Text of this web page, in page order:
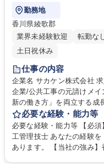
勤務地
香川県綾歌郡
業界未経験歓迎
転勤な
土日祝休み
仕事の内容
企業名 サカケン株式会社 求人名 香川【建築施工管理】創業100年の安定
企業/公共工事の元請けメイン/年休120日 仕事の
新の働き方」を両立する成
総合建築業を営む当社にて
務を行っていただきます。 ■【業務】現場監督業務、書類作成等。無理の
ないスケジュール設定を
(県内メイン) ■【体制】2名
必要な経験・能力等
必要な経験・能力等 【必
工管理技士 あなたの経験
あります。 【当社の強み】香川県内での信頼は絶大で、公共工事の元請け